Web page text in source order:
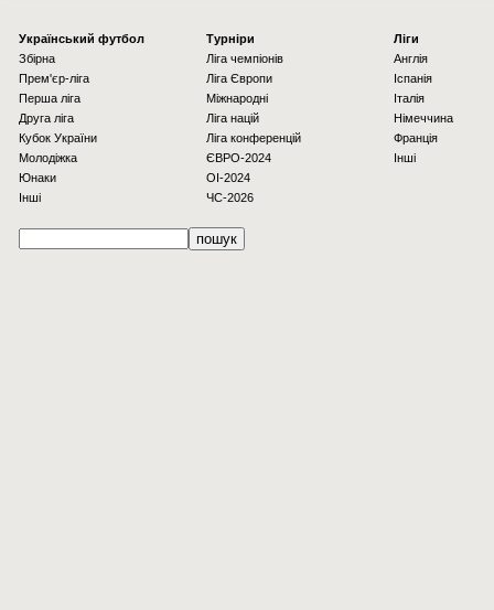
Українcький футбол
Збірна
Прем'єр-ліга
Перша ліга
Друга ліга
Кубок України
Молодіжка
Юнаки
Інші
Турніри
Ліга чемпіонів
Ліга Європи
Міжнародні
Ліга націй
Ліга конференцій
ЄВРО-2024
OI-2024
ЧС-2026
Ліги
Англія
Іспанія
Італія
Німеччина
Франція
Інші